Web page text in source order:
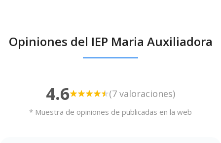
Opiniones del IEP Maria Auxiliadora
4.6 (7 valoraciones)
* Muestra de opiniones de publicadas en la web